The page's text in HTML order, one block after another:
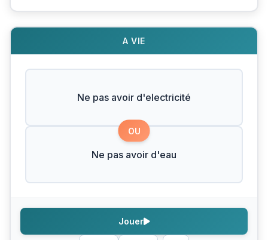
A VIE
Ne pas avoir d'electricité
OU
Ne pas avoir d'eau
Jouer